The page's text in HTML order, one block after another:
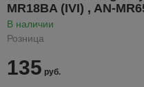
MR18BA (IVI) , AN-
В наличии
Розница
135 руб.